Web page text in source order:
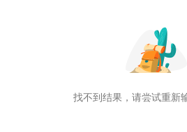
找不到结果，请尝试重新